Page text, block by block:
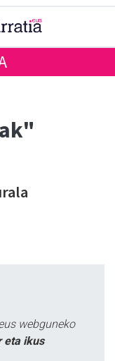
webguneko
eta ikus